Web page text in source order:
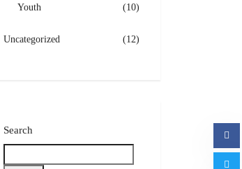
Youth (10)
Uncategorized (12)
Search